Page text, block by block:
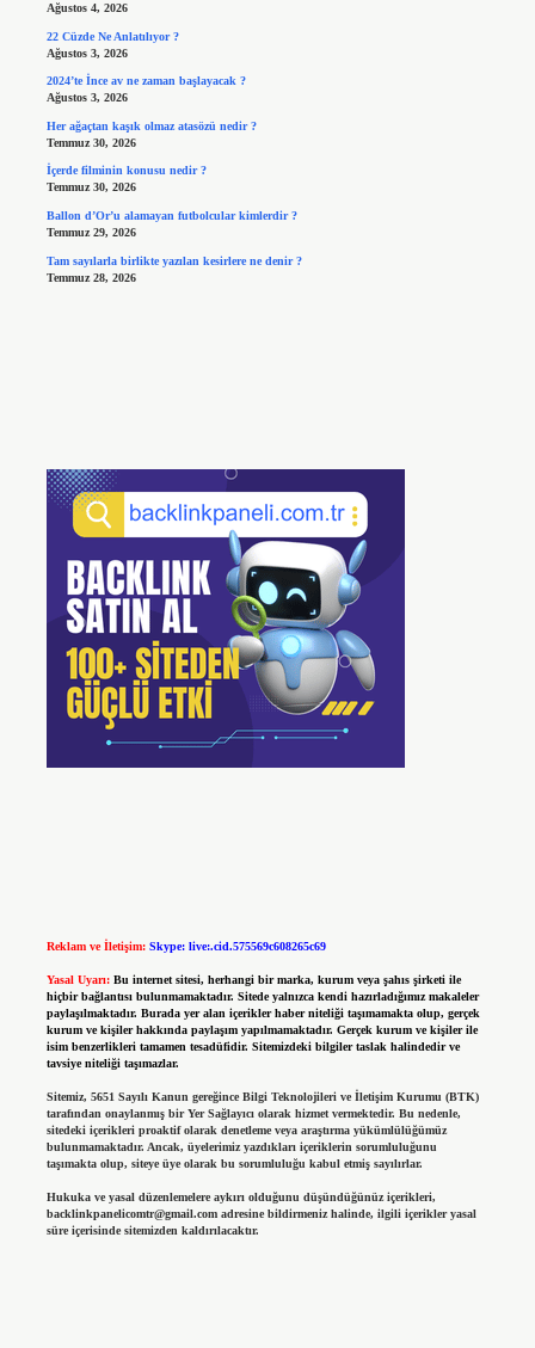
Ağustos 4, 2026
22 Cüzde Ne Anlatılıyor ?
Ağustos 3, 2026
2024’te İnce av ne zaman başlayacak ?
Ağustos 3, 2026
Her ağaçtan kaşık olmaz atasözü nedir ?
Temmuz 30, 2026
İçerde filminin konusu nedir ?
Temmuz 30, 2026
Ballon d’Or’u alamayan futbolcular kimlerdir ?
Temmuz 29, 2026
Tam sayılarla birlikte yazılan kesirlere ne denir ?
Temmuz 28, 2026
Reklam ve İletişim: Skype: live:.cid.575569c608265c69
Yasal Uyarı: Bu internet sitesi, herhangi bir marka, kurum veya şahıs şirketi ile
hiçbir bağlantısı bulunmamaktadır. Sitede yalnızca kendi hazırladığımız makaleler
paylaşılmaktadır. Burada yer alan içerikler haber niteliği taşımamakta olup, gerçek
kurum ve kişiler hakkında paylaşım yapılmamaktadır. Gerçek kurum ve kişiler ile
isim benzerlikleri tamamen tesadüfidir. Sitemizdeki bilgiler taslak halindedir ve
tavsiye niteliği taşımazlar.
Sitemiz, 5651 Sayılı Kanun gereğince Bilgi Teknolojileri ve İletişim Kurumu (BTK)
tarafından onaylanmış bir Yer Sağlayıcı olarak hizmet vermektedir. Bu nedenle,
sitedeki içerikleri proaktif olarak denetleme veya araştırma yükümlülüğümüz
bulunmamaktadır. Ancak, üyelerimiz yazdıkları içeriklerin sorumluluğunu
taşımakta olup, siteye üye olarak bu sorumluluğu kabul etmiş sayılırlar.
Hukuka ve yasal düzenlemelere aykırı olduğunu düşündüğünüz içerikleri,
backlinkpanelicomtr@gmail.comadresine bildirmeniz halinde, ilgili içerikler yasal
süre içerisinde sitemizden kaldırılacaktır.